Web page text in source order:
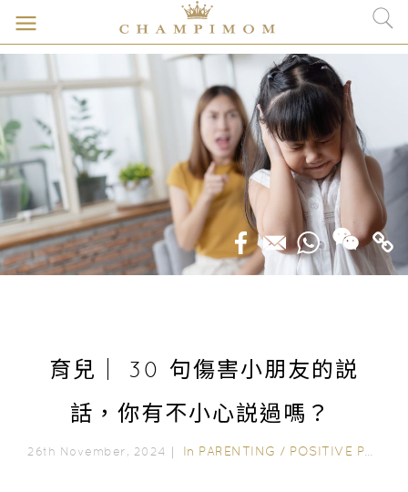
育兒｜ 30 句傷害小朋友的説
話，你有不小心説過嗎？
26th November, 2024｜ In PARENTING / POSITIVE PARENTING